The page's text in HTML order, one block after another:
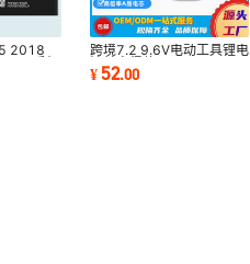
2018
跨境7.2 9.6V电动工具锂电
池兼容得伟
DE9057DE9036DW9057
¥52.00